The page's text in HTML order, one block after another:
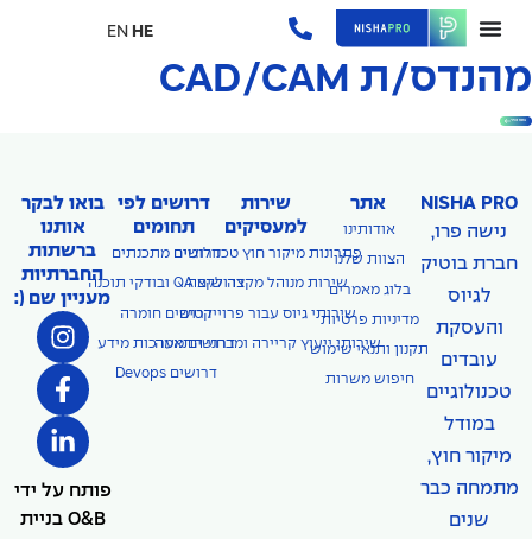
מהנדס/ת CAD/CAM
בואו נכיר
בואו לבקר
אותנו
ברשתות
החברתיות
מעניין שם (:
פותח על ידי
O&B בניית
דרושים לפי
תחומים
דרושים מתכנתים
דרושים QA ובודקי תוכנה
דרושים חומרה
דרושים מערכות מידע
דרושים Devops
שירות
למעסיקים
פתרונות מיקור חוץ טכנולוגיים
שירות מנוהל מקצה לקצה
שירותי גיוס עבור פרוייקטים
שירותי ייעוץ קריירה ומבחני התאמה
אתר
אודותינו
הצוות שלנו
בלוג מאמרים
מדיניות פרטיות
תקנון ותנאי שימוש
חיפוש משרות
NISHA PRO
נישה פרו,
חברת בוטיק
לגיוס
והעסקת
עובדים
טכנולוגיים
במודל
מיקור חוץ,
מתמחה כבר
שנים
EN HE